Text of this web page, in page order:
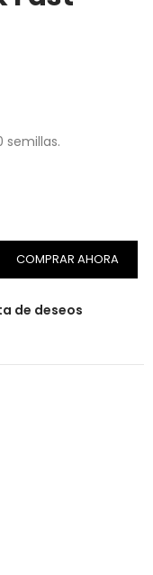
semillas.
COMPRAR AHORA
de deseos